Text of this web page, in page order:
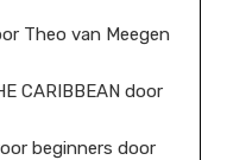
Theo van Meegen
CARIBBEAN door
beginners door